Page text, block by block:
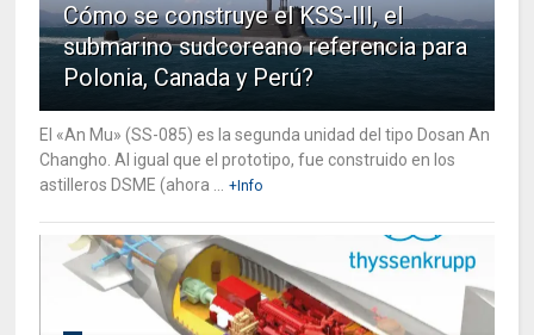
Cómo se construye el KSS-III, el
submarino sudcoreano referencia para
Polonia, Canada y Perú?
El «An Mu» (SS-085) es la segunda unidad del tipo Dosan An
Changho. Al igual que el prototipo, fue construido en los
astilleros DSME (ahora ... +Info